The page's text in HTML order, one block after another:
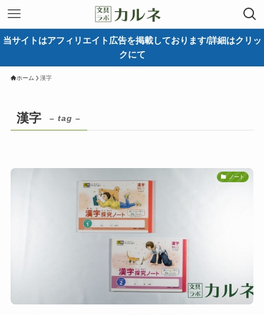
当サイトはアフィリエイト広告を掲載しております/詳細はクリッ
クにて
ホーム 漢字
漢字 – tag –
ノート